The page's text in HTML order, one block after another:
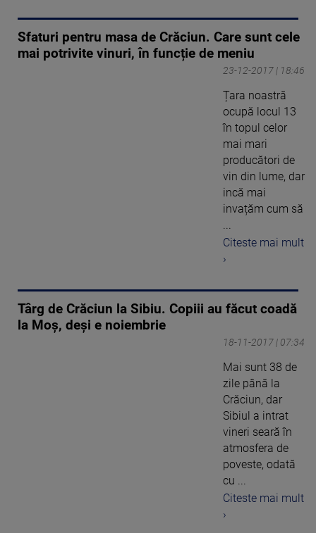
Sfaturi pentru masa de Crăciun. Care sunt cele
mai potrivite vinuri, în funcție de meniu
23-12-2017 | 18:46
Țara noastră
ocupă locul 13
în topul celor
mai mari
producători de
vin din lume, dar
incă mai
invațăm cum să
...
Citeste mai mult
›
Târg de Crăciun la Sibiu. Copiii au făcut coadă
la Moş, deşi e noiembrie
18-11-2017 | 07:34
Mai sunt 38 de
zile până la
Crăciun, dar
Sibiul a intrat
vineri seară în
atmosfera de
poveste, odată
cu ...
Citeste mai mult
›